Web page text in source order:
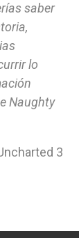
saber
lo
Naughty
3